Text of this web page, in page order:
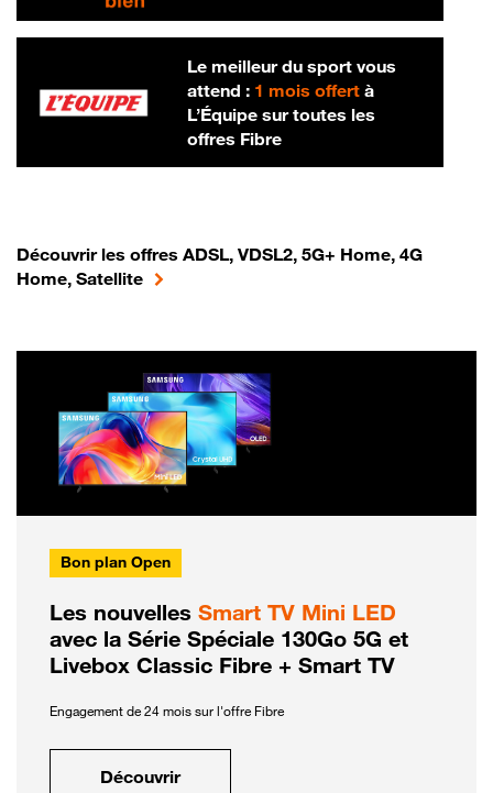
Le meilleur du sport vous
attend : 1 mois offertà
L’Équipe sur toutes les
offres Fibre
Découvrir les offres ADSL, VDSL2, 5G+ Home, 4G
Home, Satellite
Bon plan Open
Les nouvelles Smart TV Mini LED
avec la Série Spéciale 130Go 5G et
Livebox Classic Fibre + Smart TV
Engagement de 24 mois sur l'offre Fibre
Découvrir